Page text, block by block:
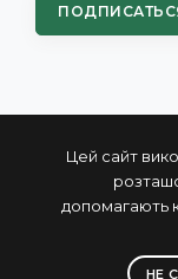
Цей сайт
допомагають
НЕ
© 2004 - 2026